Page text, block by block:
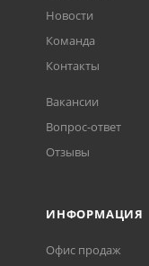
Новости
Команда
Контакты
Вакансии
Вопрос-ответ
Отзывы
ИНФОРМАЦИЯ
Офис продаж